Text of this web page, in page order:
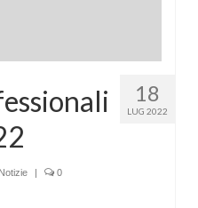
18
LUG 2022
Notizie | 0